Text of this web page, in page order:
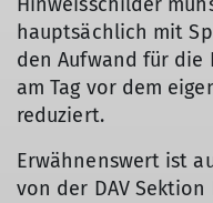
hauptsächlich mit
den Aufwand für die
am Tag vor dem
reduziert.
Erwähnenswert ist
von der DAV